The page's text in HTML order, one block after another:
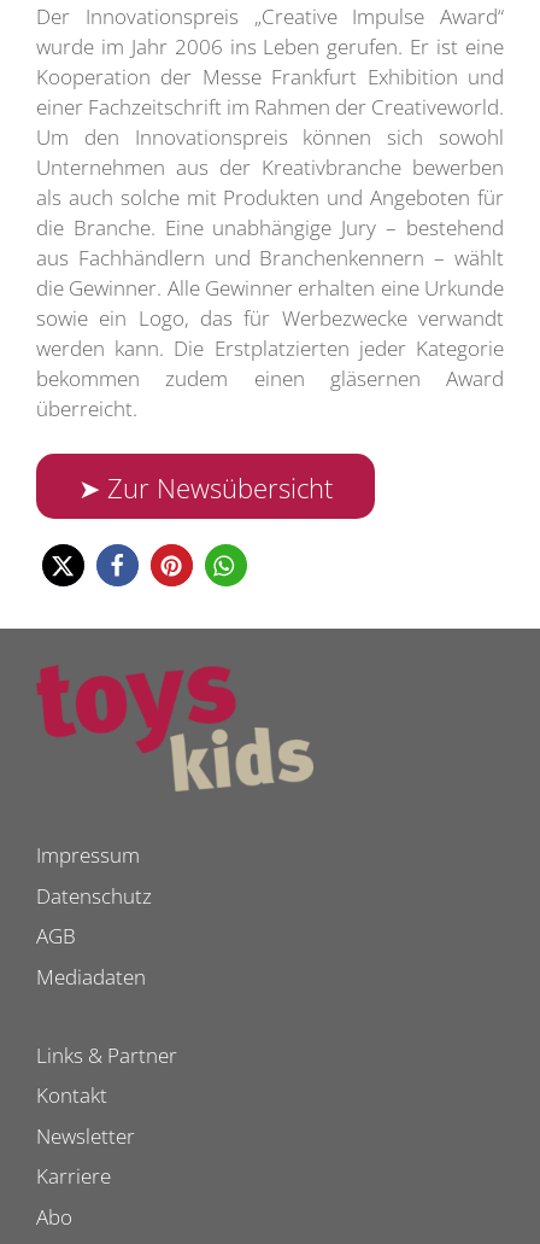
Der Innovationspreis „Creative Impulse Award“
wurde im Jahr 2006 ins Leben gerufen. Er ist eine
Kooperation der Messe Frankfurt Exhibition und
einer Fachzeitschrift im Rahmen der Creativeworld.
Um den Innovationspreis können sich sowohl
Unternehmen aus der Kreativbranche bewerben
als auch solche mit Produkten und Angeboten für
die Branche. Eine unabhängige Jury – bestehend
aus Fachhändlern und Branchenkennern – wählt
die Gewinner. Alle Gewinner erhalten eine Urkunde
sowie ein Logo, das für Werbezwecke verwandt
werden kann. Die Erstplatzierten jeder Kategorie
bekommen zudem einen gläsernen Award
überreicht.
➤ Zur Newsübersicht
Impressum
Datenschutz
AGB
Mediadaten
Links & Partner
Kontakt
Newsletter
Karriere
Abo